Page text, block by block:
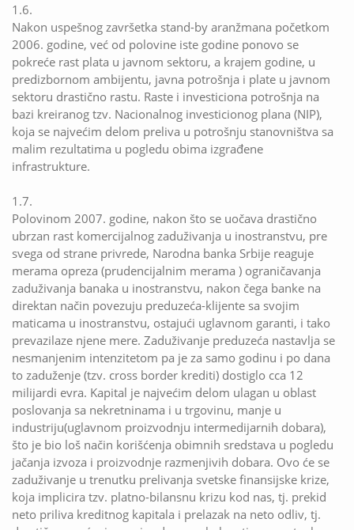
1.6.
Nakon uspešnog završetka stand-by aranžmana početkom
2006. godine, već od polovine iste godine ponovo se
pokreće rast plata u javnom sektoru, a krajem godine, u
predizbornom ambijentu, javna potrošnja i plate u javnom
sektoru drastično rastu. Raste i investiciona potrošnja na
bazi kreiranog tzv. Nacionalnog investicionog plana (NIP),
koja se najvećim delom preliva u potrošnju stanovništva sa
malim rezultatima u pogledu obima izgrađene
infrastrukture.
1.7.
Polovinom 2007. godine, nakon što se uočava drastično
ubrzan rast komercijalnog zaduživanja u inostranstvu, pre
svega od strane privrede, Narodna banka Srbije reaguje
merama opreza (prudencijalnim merama ) ograničavanja
zaduživanja banaka u inostranstvu, nakon čega banke na
direktan način povezuju preduzeća-klijente sa svojim
maticama u inostranstvu, ostajući uglavnom garanti, i tako
prevazilaze njene mere. Zaduživanje preduzeća nastavlja se
nesmanjenim intenzitetom pa je za samo godinu i po dana
to zaduženje (tzv. cross border krediti) dostiglo cca 12
milijardi evra. Kapital je najvećim delom ulagan u oblast
poslovanja sa nekretninama i u trgovinu, manje u
industriju(uglavnom proizvodnju intermedijarnih dobara),
što je bio loš način korišćenja obimnih sredstava u pogledu
jačanja izvoza i proizvodnje razmenjivih dobara. Ovo će se
zaduživanje u trenutku prelivanja svetske finansijske krize,
koja implicira tzv. platno-bilansnu krizu kod nas, tj. prekid
neto priliva kreditnog kapitala i prelazak na neto odliv, tj.